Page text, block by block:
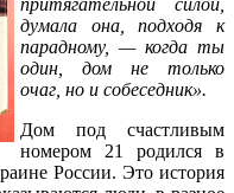
думала она, подходя к
парадному, — когда ты
один, дом не только
очаг, но и собеседник».
Дом под счастливым
номером 21 родился в
России. Это история